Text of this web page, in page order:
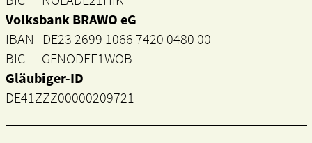
Volksbank BRAWO eG
IBAN DE23 2699 1066 7420 0480 00
BIC GENODEF1WOB
Gläubiger-ID
DE41ZZZ00000209721